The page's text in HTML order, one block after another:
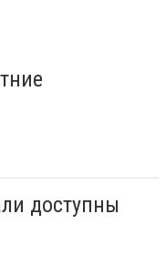
доступны